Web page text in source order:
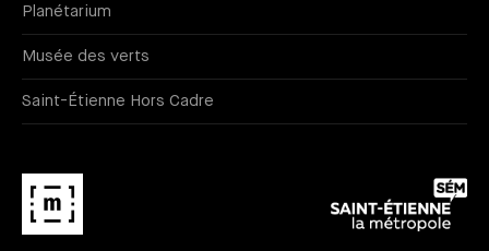
Planétarium
Musée des verts
Saint-Étienne Hors Cadre